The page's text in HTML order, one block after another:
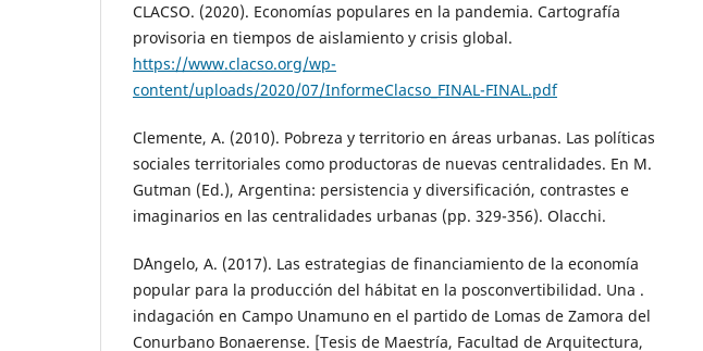
CLACSO. (2020). Economías populares en la pandemia. Cartografía
provisoria en tiempos de aislamiento y crisis global.
https://www.clacso.org/wp-
content/uploads/2020/07/InformeClacso_FINAL-FINAL.pdf
Clemente, A. (2010). Pobreza y territorio en áreas urbanas. Las políticas
sociales territoriales como productoras de nuevas centralidades. En M.
Gutman (Ed.), Argentina: persistencia y diversificación, contrastes e
imaginarios en las centralidades urbanas (pp. 329-356). Olacchi.
D´Angelo, A. (2017). Las estrategias de financiamiento de la economía
popular para la producción del hábitat en la posconvertibilidad. Una .
indagación en Campo Unamuno en el partido de Lomas de Zamora del
Conurbano Bonaerense. [Tesis de Maestría, Facultad de Arquitectura,